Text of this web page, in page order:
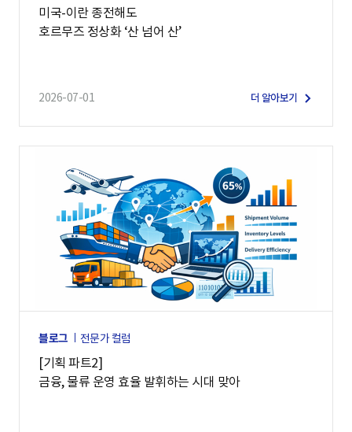
미국-이란 종전해도
호르무즈 정상화 ‘산 넘어 산’
2026-07-01 더 알아보기
블로그 전문가 컬럼
[기획 파트2]
금융, 물류 운영 효율 발휘하는 시대 맞아